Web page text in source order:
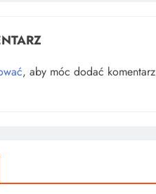
, aby móc dodać